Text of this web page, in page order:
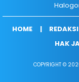
HOME REDAKSI
HAK
COPYRIGHT ©